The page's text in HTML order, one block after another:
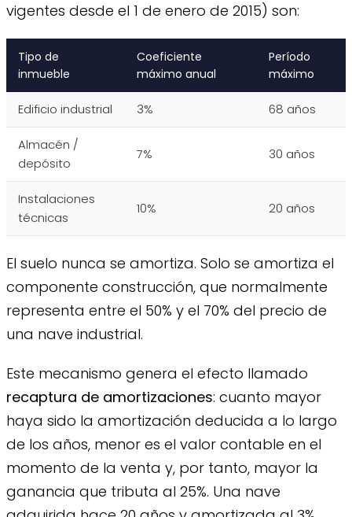
vigentes desde el 1 de enero de 2015) son:
Tipo de
inmueble
Coeficiente
máximo anual
Período
máximo
Edificio industrial 3% 68 años
Almacén /
depósito
7% 30 años
Instalaciones
técnicas
10% 20 años
El suelo nunca se amortiza. Solo se amortiza el
componente construcción, que normalmente
representa entre el 50% y el 70% del precio de
una nave industrial.
Este mecanismo genera el efecto llamado
recaptura de amortizaciones: cuanto mayor
haya sido la amortización deducida a lo largo
de los años, menor es el valor contable en el
momento de la venta y, por tanto, mayor la
ganancia que tributa al 25%. Una nave